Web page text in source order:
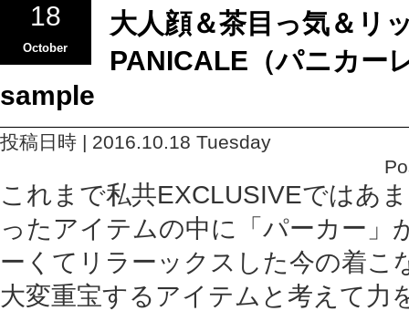
18
October
大人顔＆茶目っ気＆リ
PANICALE（パニカー
sample
投稿日時 | 2016.10.18 Tuesday
これまで私共EXCLUSIVEではあ
ったアイテムの中に「パーカー」
ーくてリラーックスした今の着こ
大変重宝するアイテムと考えて力